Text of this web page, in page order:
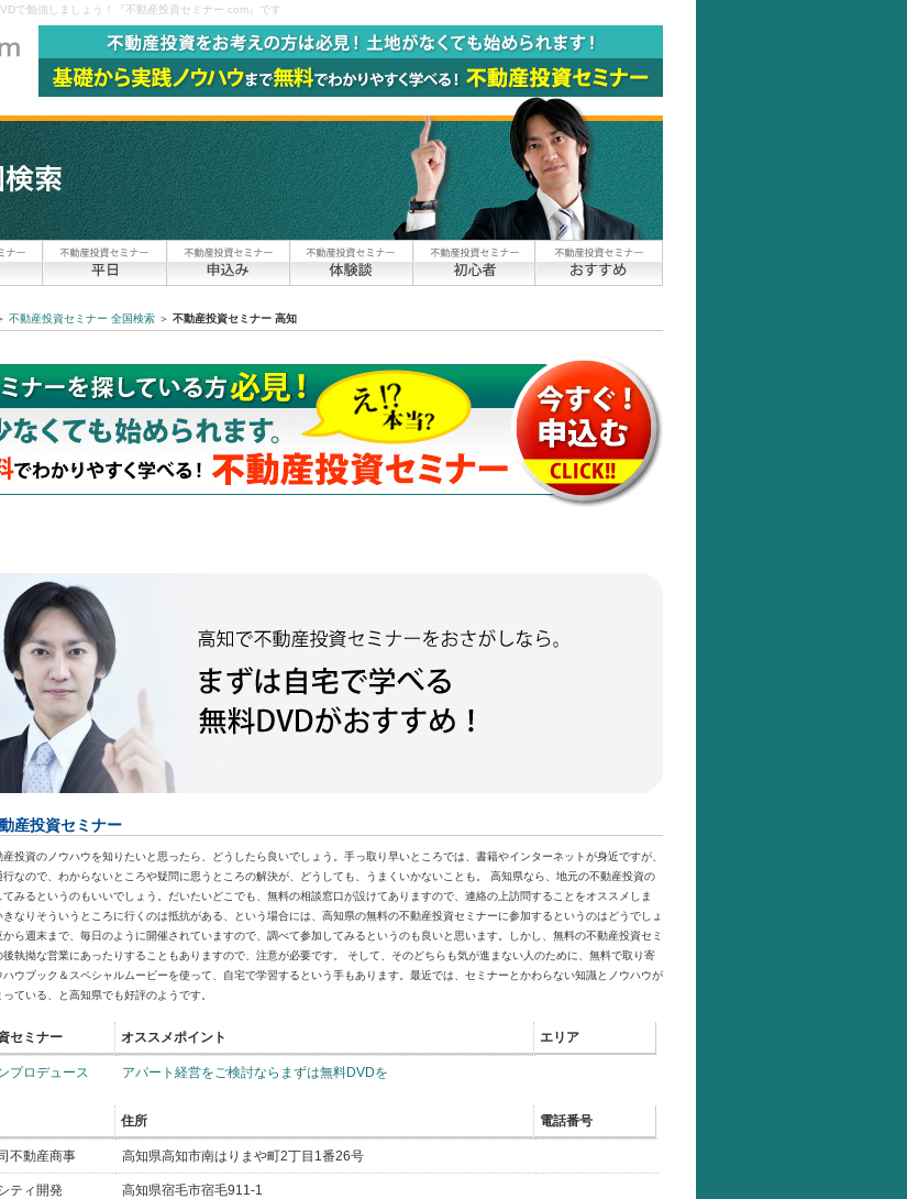
で勉強しましょう！『不動産投資セミナー.com』です
不動産投資セミナー 全国検索 ＞ 不動産投資セミナー 高知
産投資セミナー
投資のノウハウを知りたいと思ったら、どうしたら良いでしょう。手っ取り早いところでは、書籍やインターネットが身近ですが、
行なので、わからないところや疑問に思うところの解決が、どうしても、うまくいかないことも。 高知県なら、地元の不動産投資の
てみるというのもいいでしょう。だいたいどこでも、無料の相談窓口が設けてありますので、連絡の上訪問することをオススメしま
きなりそういうところに行くのは抵抗がある、という場合には、高知県の無料の不動産投資セミナーに参加するというのはどうでしょ
から週末まで、毎日のように開催されていますので、調べて参加してみるというのも良いと思います。しかし、無料の不動産投資セミ
後執拗な営業にあったりすることもありますので、注意が必要です。 そして、そのどちらも気が進まない人のために、無料で取り寄
ハウブック＆スペシャルムービーを使って、自宅で学習するという手もあります。最近では、セミナーとかわらない知識とノウハウが
っている、と高知県でも好評のようです。
セミナー オススメポイント エリア
プロデュース アパート経営をご検討ならまずは無料DVDを
住所 電話番号
不動産商事 高知県高知市南はりまや町2丁目1番26号
ティ開発 高知県宿毛市宿毛911-1